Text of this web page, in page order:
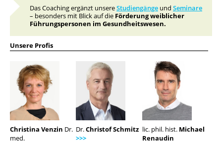
Unsere Profis
Christina Venzin Dr.
med.
Dr.Christof Schmitz
>>>
lic. phil. hist. Michael
Renaudin
Das Coaching ergänzt unsereStudiengänge und Seminare
– besonders mit Blick auf die Förderung weiblicher
Führungspersonen im Gesundheitswesen.